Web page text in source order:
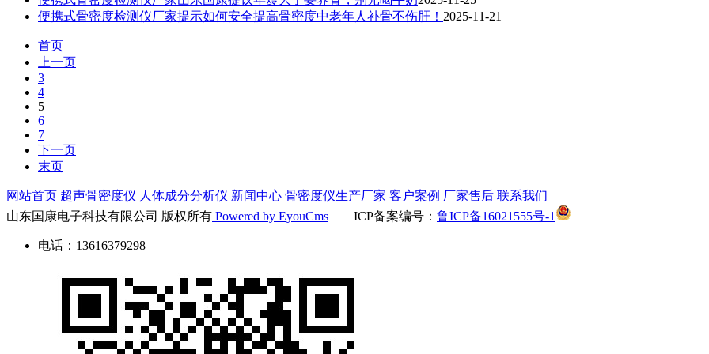
便携式骨密度检测仪厂家提示如何安全提高骨密度中老年人补骨不伤肝！ 2025-11-21
首页
上一页
3
4
5
6
7
下一页
末页
网站首页 超声骨密度仪 人体成分分析仪 新闻中心 骨密度仪生产厂家 客户案例 厂家售后 联系我们
山东国康电子科技有限公司 版权所有 Powered by EyouCms ICP备案编号： 鲁ICP备16021555号-1
电话：13616379298